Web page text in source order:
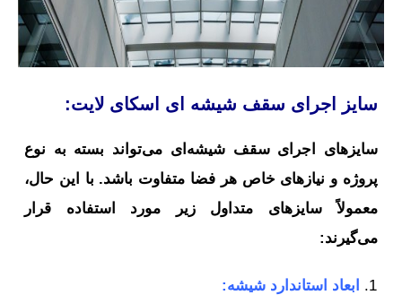
سایز اجرای سقف شیشه ای اسکای لایت:
سایزهای اجرای سقف شیشه‌ای می‌تواند بسته به نوع
پروژه و نیازهای خاص هر فضا متفاوت باشد. با این حال،
معمولاً سایزهای متداول زیر مورد استفاده قرار
می‌گیرند:
ابعاد استاندارد شیشه: